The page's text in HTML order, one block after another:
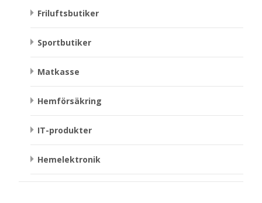
Friluftsbutiker
Sportbutiker
Matkasse
Hemförsäkring
IT-produkter
Hemelektronik